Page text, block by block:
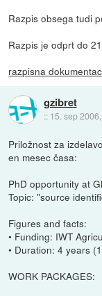
Razpis obsega tudi
Razpis je odprt do
razpisna
gzibret
:: 15. sep
Priložnost za
en mesec časa:
PhD opportunity at
Topic: "source
Figures and facts:
• Funding: IWT
• Duration: 4 years
WORK PACKAGES: